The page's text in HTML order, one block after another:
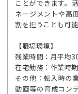
ことができます。
ネージメントや高
割を担うことも可能
【職場環境】
残業時間：月平均
在宅勤務：作業時
その他：転入時の
動画等の育成コン